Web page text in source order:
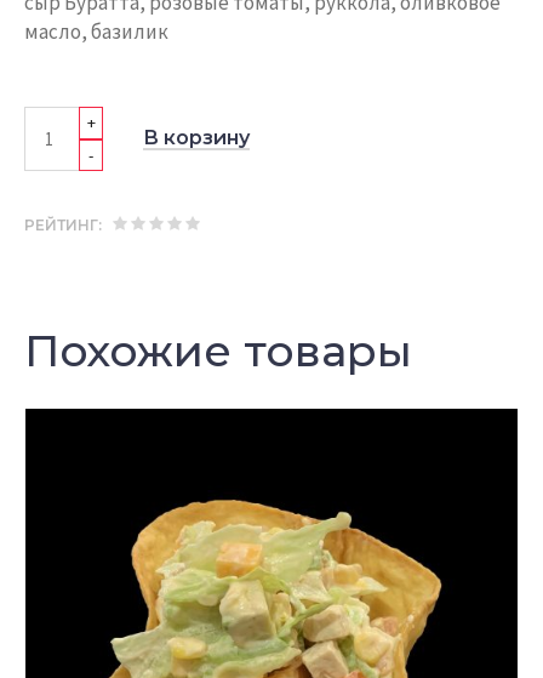
масло, базилик
+
-
В корзину
РЕЙТИНГ:
Похожие товары